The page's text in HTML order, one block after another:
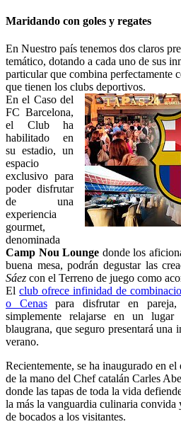
Maridando con goles y regates
En Nuestro país tenemos dos claros
temático, dotando a cada uno de sus
particular que combina perfectamente
que tienen los clubs deportivos.
En el Caso del
FC Barcelona,
el Club ha
habilitado en
su estadio, un
espacio
exclusivo para
poder disfrutar
de una
experiencia
gourmet,
denominada
Camp Nou Lounge donde los
buena mesa, podrán degustar las
Sáez con el Terreno de juego como
El club ofrece infinidad de
o Cenaspara disfrutar en
simplemente relajarse en un
blaugrana, que seguro presentará una
verano.
Recientemente, se ha inaugurado en
de la mano del Chef catalán Carles
donde las tapas de toda la vida
la más la vanguardia culinaria
de bocados a los visitantes.